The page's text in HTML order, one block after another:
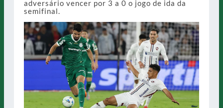
adversário vencer por 3 a 0 o jogo de ida da
semifinal.